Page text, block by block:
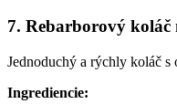
7. Rebarborový koláč
Jednoduchý a rýchly koláč
Ingrediencie: